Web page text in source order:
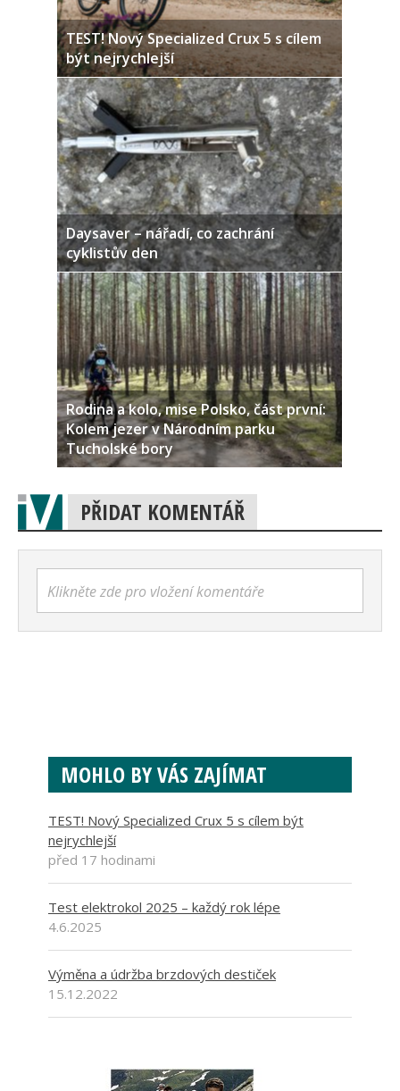
TEST! Nový Specialized Crux 5 s cílem
být nejrychlejší
Daysaver – nářadí, co zachrání
cyklistův den
Rodina a kolo, mise Polsko, část první:
Kolem jezer v Národním parku
Tucholské bory
PŘIDAT KOMENTÁŘ
Klikněte zde pro vložení komentáře
MOHLO BY VÁS ZAJÍMAT
TEST! Nový Specialized Crux 5 s cílem být
nejrychlejší
před 17 hodinami
Test elektrokol 2025 – každý rok lépe
4.6.2025
Výměna a údržba brzdových destiček
15.12.2022